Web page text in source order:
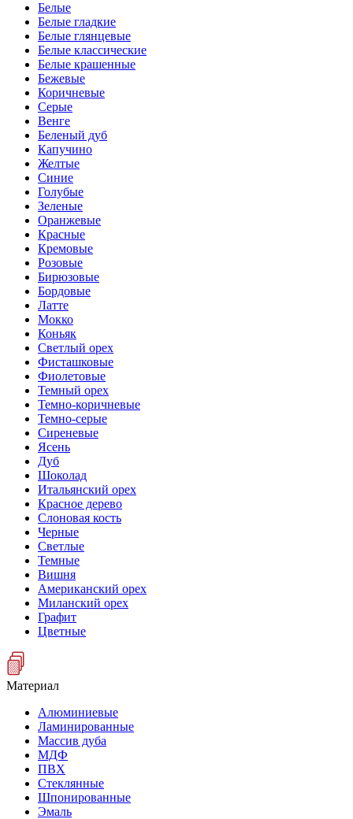
Белые
Белые гладкие
Белые глянцевые
Белые классические
Белые крашенные
Бежевые
Коричневые
Серые
Венге
Беленый дуб
Капучино
Желтые
Синие
Голубые
Зеленые
Оранжевые
Красные
Кремовые
Розовые
Бирюзовые
Бордовые
Латте
Мокко
Коньяк
Светлый орех
Фисташковые
Фиолетовые
Темный орех
Темно-коричневые
Темно-серые
Сиреневые
Ясень
Дуб
Шоколад
Итальянский орех
Красное дерево
Слоновая кость
Черные
Светлые
Темные
Вишня
Американский орех
Миланский орех
Графит
Цветные
Материал
Алюминиевые
Ламинированные
Массив дуба
МДФ
ПВХ
Стеклянные
Шпонированные
Эмаль